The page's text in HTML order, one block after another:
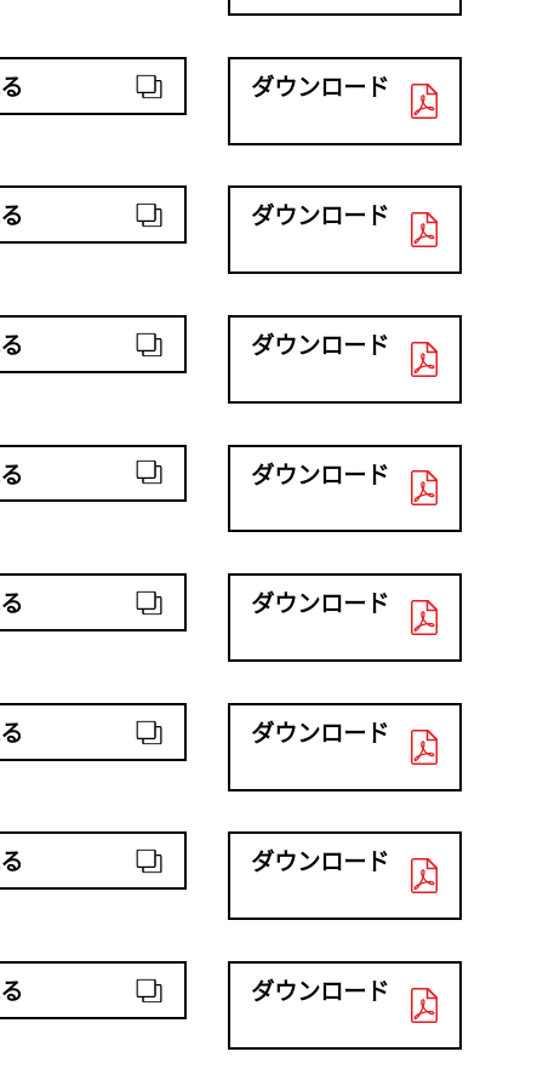
ダウンロード
ダウンロード
ダウンロード
ダウンロード
ダウンロード
ダウンロード
ダウンロード
ダウンロード